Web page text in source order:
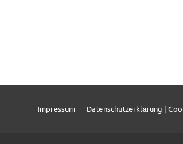
Impressum Datenschutzerklärung |